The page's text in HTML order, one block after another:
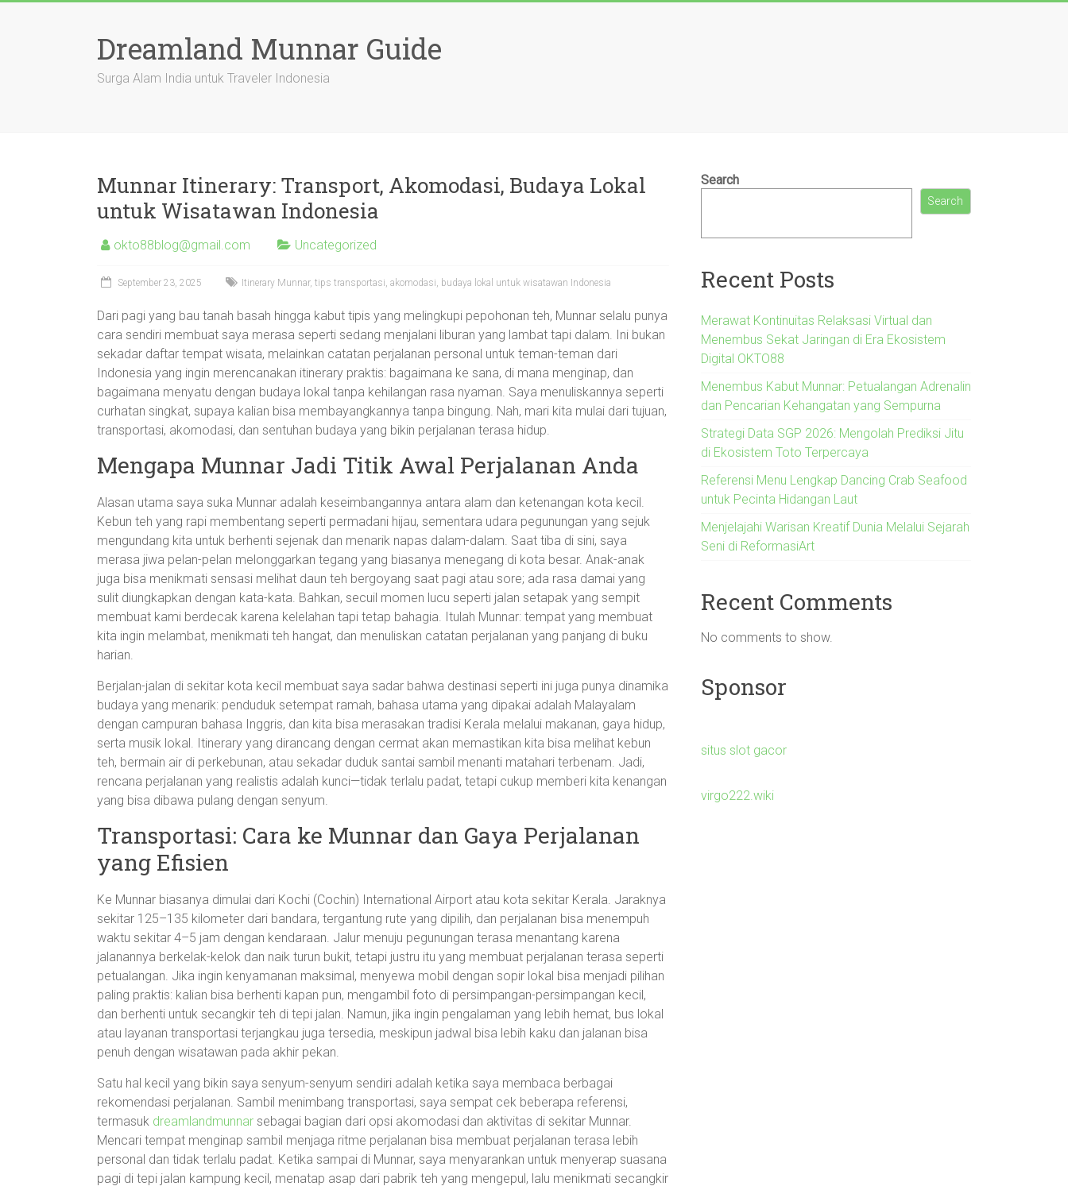
Dreamland Munnar Guide
Surga Alam India untuk Traveler Indonesia
Munnar Itinerary: Transport, Akomodasi, Budaya Lokal
untuk Wisatawan Indonesia
okto88blog@gmail.com Uncategorized
September 23, 2025 Itinerary Munnar, tips transportasi, akomodasi, budaya lokal untuk wisatawan Indonesia
Dari pagi yang bau tanah basah hingga kabut tipis yang melingkupi pepohonan teh, Munnar selalu punya
cara sendiri membuat saya merasa seperti sedang menjalani liburan yang lambat tapi dalam. Ini bukan
sekadar daftar tempat wisata, melainkan catatan perjalanan personal untuk teman-teman dari
Indonesia yang ingin merencanakan itinerary praktis: bagaimana ke sana, di mana menginap, dan
bagaimana menyatu dengan budaya lokal tanpa kehilangan rasa nyaman. Saya menuliskannya seperti
curhatan singkat, supaya kalian bisa membayangkannya tanpa bingung. Nah, mari kita mulai dari tujuan,
transportasi, akomodasi, dan sentuhan budaya yang bikin perjalanan terasa hidup.
Mengapa Munnar Jadi Titik Awal Perjalanan Anda
Alasan utama saya suka Munnar adalah keseimbangannya antara alam dan ketenangan kota kecil.
Kebun teh yang rapi membentang seperti permadani hijau, sementara udara pegunungan yang sejuk
mengundang kita untuk berhenti sejenak dan menarik napas dalam-dalam. Saat tiba di sini, saya
merasa jiwa pelan-pelan melonggarkan tegang yang biasanya menegang di kota besar. Anak-anak
juga bisa menikmati sensasi melihat daun teh bergoyang saat pagi atau sore; ada rasa damai yang
sulit diungkapkan dengan kata-kata. Bahkan, secuil momen lucu seperti jalan setapak yang sempit
membuat kami berdecak karena kelelahan tapi tetap bahagia. Itulah Munnar: tempat yang membuat
kita ingin melambat, menikmati teh hangat, dan menuliskan catatan perjalanan yang panjang di buku
harian.
Berjalan-jalan di sekitar kota kecil membuat saya sadar bahwa destinasi seperti ini juga punya dinamika
budaya yang menarik: penduduk setempat ramah, bahasa utama yang dipakai adalah Malayalam
dengan campuran bahasa Inggris, dan kita bisa merasakan tradisi Kerala melalui makanan, gaya hidup,
serta musik lokal. Itinerary yang dirancang dengan cermat akan memastikan kita bisa melihat kebun
teh, bermain air di perkebunan, atau sekadar duduk santai sambil menanti matahari terbenam. Jadi,
rencana perjalanan yang realistis adalah kunci—tidak terlalu padat, tetapi cukup memberi kita kenangan
yang bisa dibawa pulang dengan senyum.
Transportasi: Cara ke Munnar dan Gaya Perjalanan
yang Efisien
Ke Munnar biasanya dimulai dari Kochi (Cochin) International Airport atau kota sekitar Kerala. Jaraknya
sekitar 125–135 kilometer dari bandara, tergantung rute yang dipilih, dan perjalanan bisa menempuh
waktu sekitar 4–5 jam dengan kendaraan. Jalur menuju pegunungan terasa menantang karena
jalanannya berkelak-kelok dan naik turun bukit, tetapi justru itu yang membuat perjalanan terasa seperti
petualangan. Jika ingin kenyamanan maksimal, menyewa mobil dengan sopir lokal bisa menjadi pilihan
paling praktis: kalian bisa berhenti kapan pun, mengambil foto di persimpangan-persimpangan kecil,
dan berhenti untuk secangkir teh di tepi jalan. Namun, jika ingin pengalaman yang lebih hemat, bus lokal
atau layanan transportasi terjangkau juga tersedia, meskipun jadwal bisa lebih kaku dan jalanan bisa
penuh dengan wisatawan pada akhir pekan.
Satu hal kecil yang bikin saya senyum-senyum sendiri adalah ketika saya membaca berbagai
rekomendasi perjalanan. Sambil menimbang transportasi, saya sempat cek beberapa referensi,
termasuk dreamlandmunnar sebagai bagian dari opsi akomodasi dan aktivitas di sekitar Munnar.
Mencari tempat menginap sambil menjaga ritme perjalanan bisa membuat perjalanan terasa lebih
personal dan tidak terlalu padat. Ketika sampai di Munnar, saya menyarankan untuk menyerap suasana
pagi di tepi jalan kampung kecil, menatap asap dari pabrik teh yang mengepul, lalu menikmati secangkir
Search
Search
Recent Posts
Merawat Kontinuitas Relaksasi Virtual dan
Menembus Sekat Jaringan di Era Ekosistem
Digital OKTO88
Menembus Kabut Munnar: Petualangan Adrenalin
dan Pencarian Kehangatan yang Sempurna
Strategi Data SGP 2026: Mengolah Prediksi Jitu
di Ekosistem Toto Terpercaya
Referensi Menu Lengkap Dancing Crab Seafood
untuk Pecinta Hidangan Laut
Menjelajahi Warisan Kreatif Dunia Melalui Sejarah
Seni di ReformasiArt
Recent Comments
No comments to show.
Sponsor
situs slot gacor
virgo222.wiki